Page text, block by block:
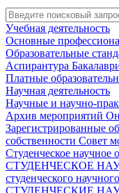
Учебная деятельность
Основные
Образовательные
Аспирантура
Платные
Научная деятельность
Научные и научно-
Архив мероприятий
Зарегистрированные
собственности Совет
Студенческое научное
СТУДЕНЧЕСКОЕ
студенческого
СТУДЕНЧЕСКИЕ